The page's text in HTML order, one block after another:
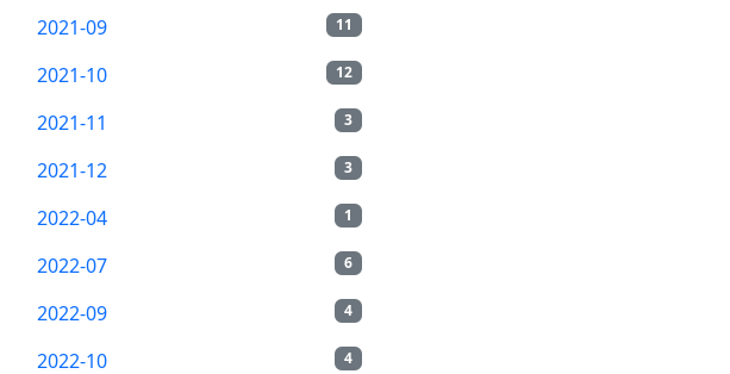
11
2021-09
12
2021-10
3
2021-11
3
2021-12
1
2022-04
6
2022-07
4
2022-09
4
2022-10